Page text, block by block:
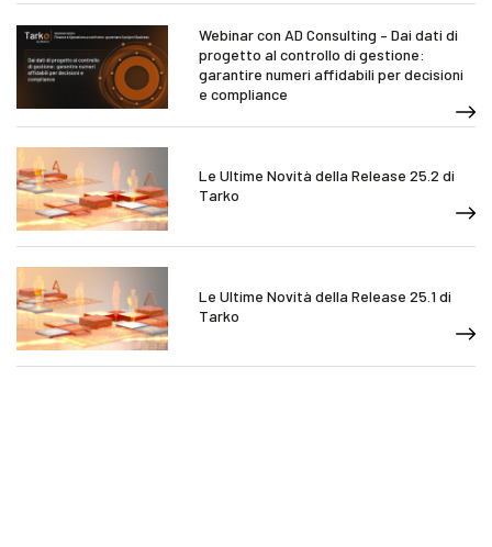
Webinar con AD Consulting – Dai dati di
progetto al controllo di gestione:
garantire numeri affidabili per decisioni
e compliance
Le Ultime Novità della Release 25.2 di
Tarko
Le Ultime Novità della Release 25.1 di
Tarko